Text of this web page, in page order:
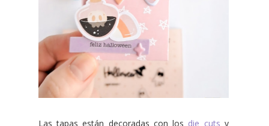
Las tapas están decoradas con los die cuts y